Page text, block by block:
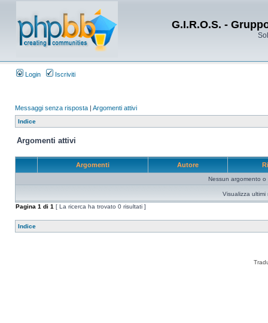
G.I.R.O.S. -
Login Iscriviti
Messaggi senza risposta | Argomenti attivi
Indice
Argomenti attivi
Argomenti Autore
Nessun argomento o
Visualizza ultimi
Pagina 1 di 1 [ La ricerca ha trovato 0 risultati ]
Indice